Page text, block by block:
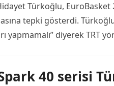
Türkoğlu, EuroBasket
tepki gösterdi.
yapmamalı” diyerek TRT
40 serisi